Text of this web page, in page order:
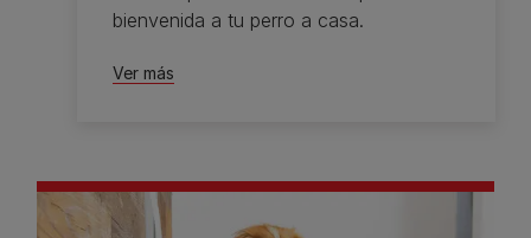
bienvenida a tu perro a casa.
Ver más